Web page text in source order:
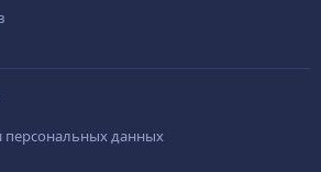
персональных данных